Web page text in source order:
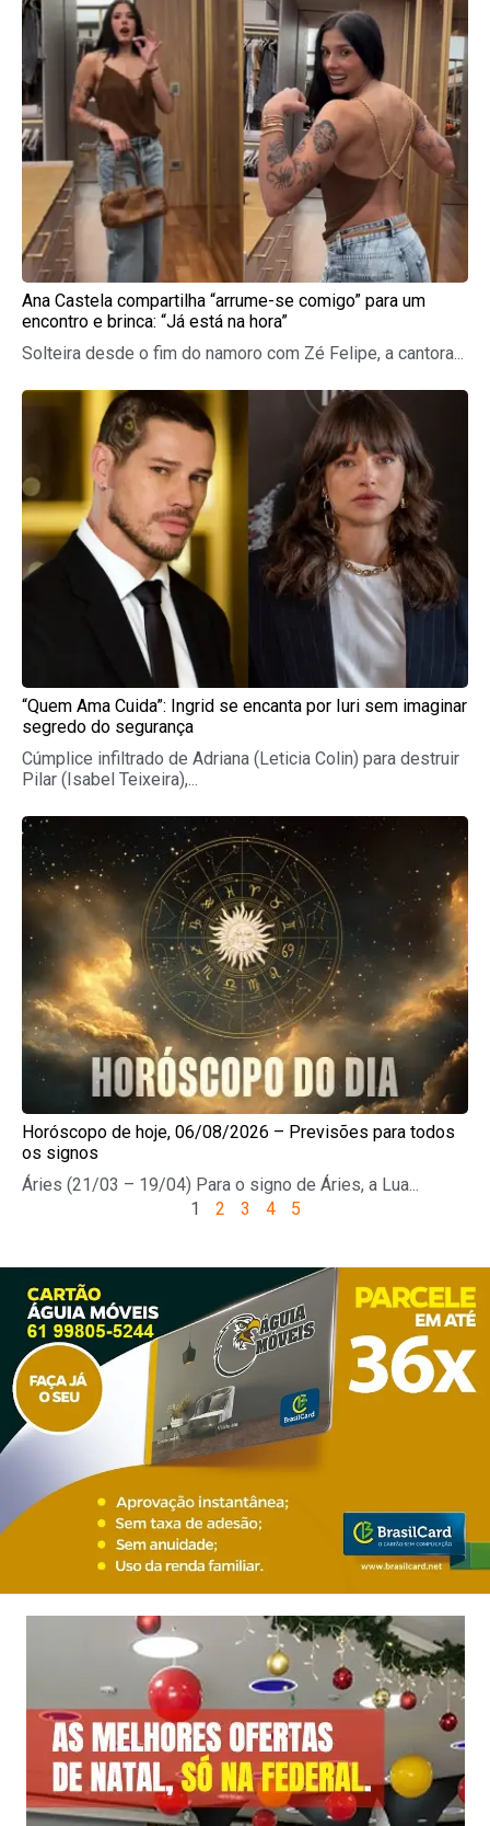
Ana Castela compartilha “arrume-se comigo” para um
encontro e brinca: “Já está na hora”
Solteira desde o fim do namoro com Zé Felipe, a cantora...
“Quem Ama Cuida”: Ingrid se encanta por Iuri sem imaginar
segredo do segurança
Cúmplice infiltrado de Adriana (Leticia Colin) para destruir
Pilar (Isabel Teixeira),...
Horóscopo de hoje, 06/08/2026 – Previsões para todos
os signos
Áries (21/03 – 19/04) Para o signo de Áries, a Lua...
1 2 3 4 5